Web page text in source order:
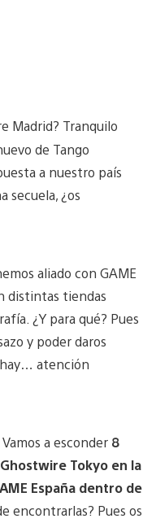
Madrid? Tranquilo
de Tango
a nuestro país
secuela, ¿os
aliado con GAME
distintas tiendas
¿Y para qué? Pues
y poder daros
atención
a esconder 8
Tokyo en la
España dentro de
encontrarlas? Pues os